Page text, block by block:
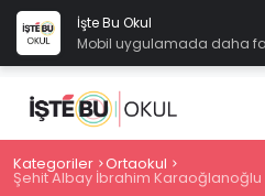
İşte Bu Okul
Mobil uygulamada daha
Kategoriler Ortaokul
Şehit Albay İbrahim